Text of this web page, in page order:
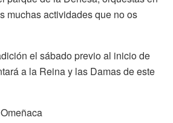
muchas actividades que no os
el sábado previo al inicio de
a la Reina y las Damas de este